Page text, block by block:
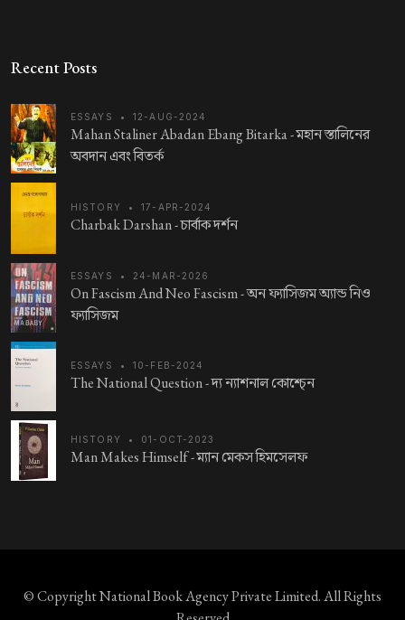
Recent Posts
ESSAYS • 12-AUG-2024
Mahan Staliner Abadan Ebang Bitarka -মহান স্তালিনের
অবদান এবং বিতর্ক
HISTORY • 17-APR-2024
Charbak Darshan -চার্বাক দর্শন
ESSAYS • 24-MAR-2026
On Fascism And Neo Fascism -অন ফ্যাসিজম অ্যান্ড নিও
ফ্যাসিজম
ESSAYS • 10-FEB-2024
The National Question -দ্য ন্যাশনাল কোশ্চে্‌ন
HISTORY • 01-OCT-2023
Man Makes Himself -ম্যান মেকস হিমসেলফ
© CopyrightNational Book Agency Private Limited. All Rights